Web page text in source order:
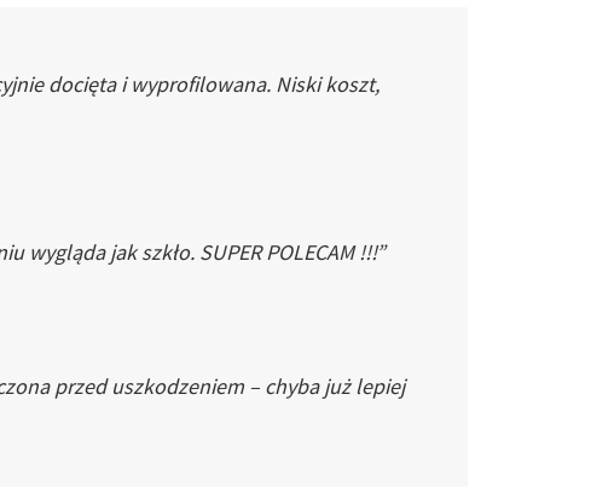
docięta i wyprofilowana. Niski koszt,
jak szkło. SUPER POLECAM !!!”
przed uszkodzeniem – chyba już lepiej